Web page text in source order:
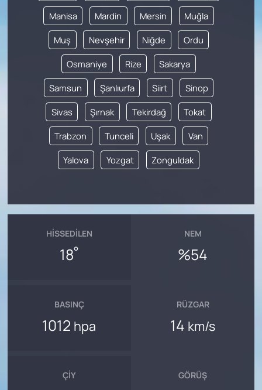
Manisa Mardin Mersin Muğla
Muş Nevşehir Niğde Ordu
Osmaniye Rize Sakarya
Samsun Şanlıurfa Siirt Sinop
Sivas Şırnak Tekirdağ Tokat
Trabzon Tunceli Uşak Van
Yalova Yozgat Zonguldak
HISSEDILEN
18°
NEM
%54
BASINÇ
1012 hpa
RÜZGAR
14 km/s
ÇIY GÖRÜŞ